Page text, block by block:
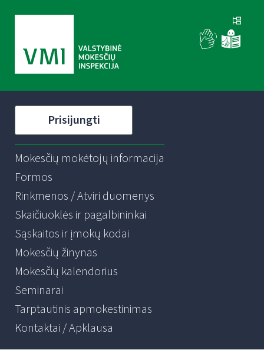
Prisijungti
Mokesčių mokėtojų informacija
Formos
Rinkmenos / Atviri duomenys
Skaičiuoklės ir pagalbininkai
Sąskaitos ir įmokų kodai
Mokesčių žinynas
Mokesčių kalendorius
Seminarai
Tarptautinis apmokestinimas
Kontaktai / Apklausa